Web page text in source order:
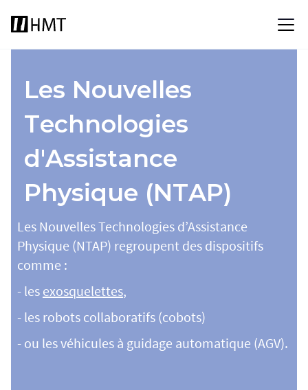
Les Nouvelles
Technologies
d'Assistance
Physique (NTAP)
Les Nouvelles Technologies d’Assistance
Physique (NTAP) regroupent des dispositifs
comme :
- les exosquelettes,
- les robots collaboratifs (cobots)
- ou les véhicules à guidage automatique (AGV).